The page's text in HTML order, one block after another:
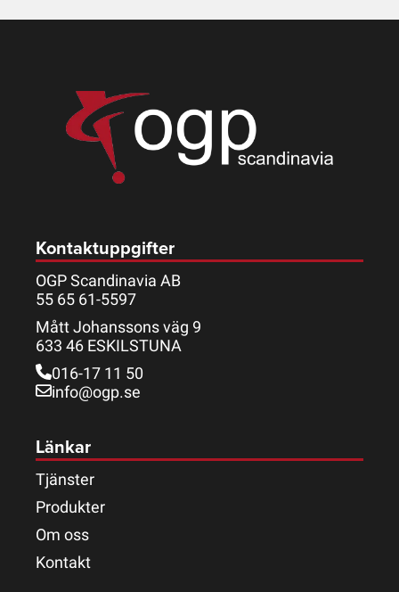
Kontaktuppgifter
OGP Scandinavia AB
55 65 61-5597
Mått Johanssons väg 9
633 46 ESKILSTUNA
016-17 11 50
info@ogp.se
Länkar
Tjänster
Produkter
Om oss
Kontakt